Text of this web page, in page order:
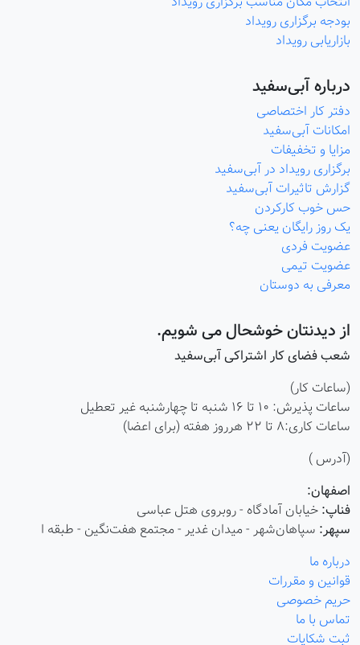
بودجه برگزاری رویداد
بازاریابی رویداد
درباره آبی‌سفید
دفتر کار اختصاصی
امکانات آبی‌سفید
مزایا و تخفیفات
برگزاری رویداد در آبی‌سفید
گزارش تاثیرات آبی‌سفید
حس خوب کارکردن
یک روز رایگان یعنی چه؟
عضویت فردی
عضویت تیمی
معرفی به دوستان
از دیدنتان خوشحال می شویم.
شعب فضای کار اشتراکی آبی‌سفید
(ساعات کار)
ساعات پذیرش: ۱۰ تا ۱۶ شنبه تا چهارشنبه غیر تعطیل
ساعات کاری:8 تا 22 هرروز هفته (برای اعضا)
(آدرس )
اصفهان:
فناپ:خیابان آمادگاه - روبروی هتل عباسی
سپهر:سپاهان‌شهر - میدان غدیر - مجتمع هفت‌نگین - طبقه ا
درباره ما
قوانین و مقررات
حریم خصوصی
تماس با ما
ثبت شکایات